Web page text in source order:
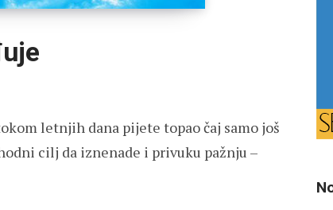
letnjih dana pijete topao čaj samo još
cilj da iznenade i privuku pažnju –